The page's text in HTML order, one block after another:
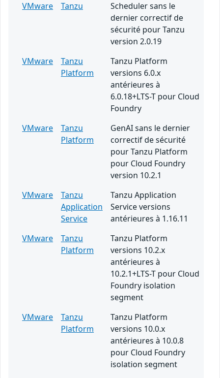
VMware
Tanzu
Scheduler sans le
dernier correctif de
sécurité pour Tanzu
version 2.0.19
VMware
Tanzu
Platform
Tanzu Platform
versions 6.0.x
antérieures à
6.0.18+LTS-T pour Cloud
Foundry
VMware
Tanzu
Platform
GenAI sans le dernier
correctif de sécurité
pour Tanzu Platform
pour Cloud Foundry
version 10.2.1
VMware
Tanzu
Application
Service
Tanzu Application
Service versions
antérieures à 1.16.11
VMware
Tanzu
Platform
Tanzu Platform
versions 10.2.x
antérieures à
10.2.1+LTS-T pour Cloud
Foundry isolation
segment
VMware
Tanzu
Platform
Tanzu Platform
versions 10.0.x
antérieures à 10.0.8
pour Cloud Foundry
isolation segment